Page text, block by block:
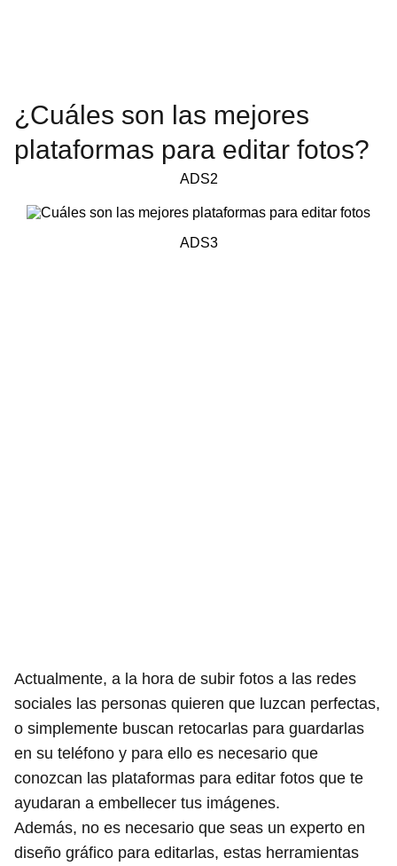
¿Cuáles son las mejores
plataformas para editar fotos?
ADS2
ADS3
Actualmente, a la hora de subir fotos a las redes
sociales las personas quieren que luzcan perfectas,
o simplemente buscan retocarlas para guardarlas
en su teléfono y para ello es necesario que
conozcan las plataformas para editar fotos que te
ayudaran a embellecer tus imágenes.
Además, no es necesario que seas un experto en
diseño gráfico para editarlas, estas herramientas